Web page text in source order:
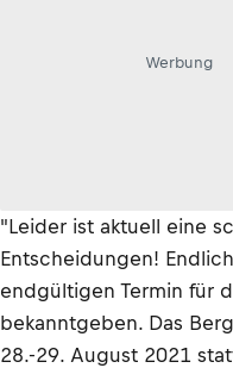
Werbung
"Leider ist aktuell eine
Entscheidungen!
endgültigen Termin für
bekanntgeben. Das
28.-29. August 2021